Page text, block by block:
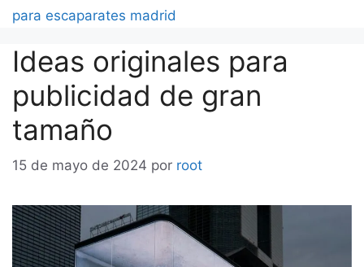
para escaparates madrid
Ideas originales para
publicidad de gran
tamaño
15 de mayo de 2024 por root